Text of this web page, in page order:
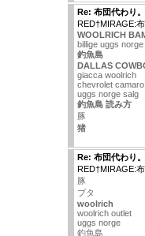
Re: 布団代わり。
RED†MIRAGE:
WOOLRICH
billige uggs norge
釣魚島
DALLAS
giacca woolrich
chevrolet
uggs norge salg
釣魚島 読み方
豚
猪
Re: 布団代わり。
RED†MIRAGE:
豚
ブタ
woolrich
woolrich outlet
uggs norge
釣魚島